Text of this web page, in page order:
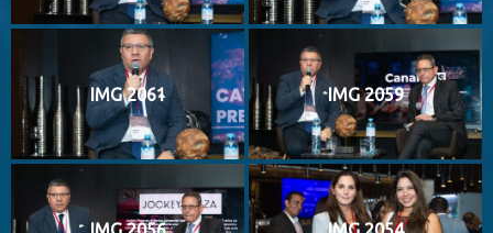
IMG 2061 IMG 2059